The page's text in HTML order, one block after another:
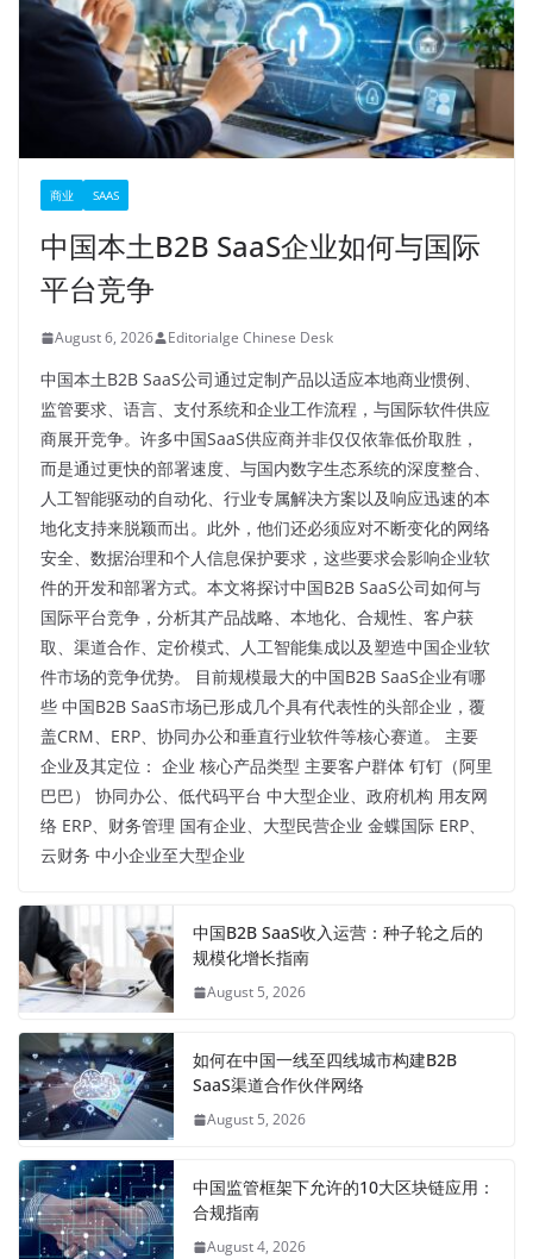
商业 SAAS
中国本土B2B SaaS企业如何与国际
平台竞争
August 6, 2026 Editorialge Chinese Desk
中国本土B2B SaaS公司通过定制产品以适应本地商业惯例、
监管要求、语言、支付系统和企业工作流程，与国际软件供应
商展开竞争。许多中国SaaS供应商并非仅仅依靠低价取胜，
而是通过更快的部署速度、与国内数字生态系统的深度整合、
人工智能驱动的自动化、行业专属解决方案以及响应迅速的本
地化支持来脱颖而出。此外，他们还必须应对不断变化的网络
安全、数据治理和个人信息保护要求，这些要求会影响企业软
件的开发和部署方式。本文将探讨中国B2B SaaS公司如何与
国际平台竞争，分析其产品战略、本地化、合规性、客户获
取、渠道合作、定价模式、人工智能集成以及塑造中国企业软
件市场的竞争优势。 目前规模最大的中国B2B SaaS企业有哪
些 中国B2B SaaS市场已形成几个具有代表性的头部企业，覆
盖CRM、ERP、协同办公和垂直行业软件等核心赛道。 主要
企业及其定位： 企业 核心产品类型 主要客户群体 钉钉（阿里
巴巴） 协同办公、低代码平台 中大型企业、政府机构 用友网
络 ERP、财务管理 国有企业、大型民营企业 金蝶国际 ERP、
云财务 中小企业至大型企业
中国B2B SaaS收入运营：种子轮之后的
规模化增长指南
August 5, 2026
如何在中国一线至四线城市构建B2B
SaaS渠道合作伙伴网络
August 5, 2026
中国监管框架下允许的10大区块链应用：
合规指南
August 4, 2026